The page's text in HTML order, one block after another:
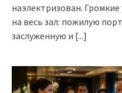
наэлектризован.
на весь зал: пожилую
заслуженную и [...]